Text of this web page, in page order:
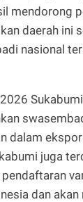
mendorong
daerah ini
nasional
dalam
juga
dan akan